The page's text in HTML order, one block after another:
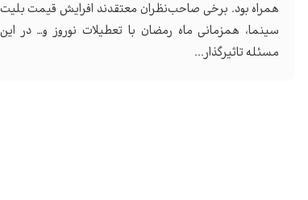
همراه بود. برخی صاحب‌نظران معتقدند افرایش قیمت بلیت
سینما، همزمانی ماه رمضان با تعطیلات نوروز و… در این
مسئله تاثیرگذار...